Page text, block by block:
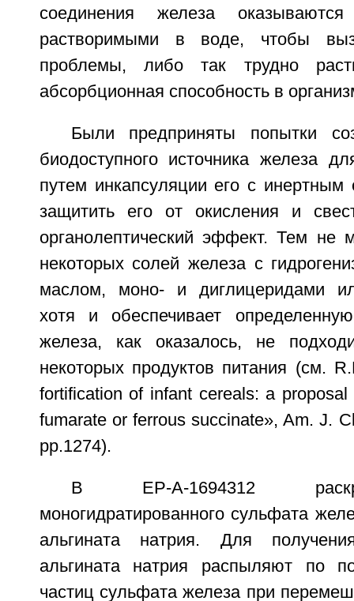
соединения железа
растворимыми в воде, чтобы
проблемы, либо так трудно
абсорбционная способность в
Были предприняты попытки
биодоступного источника железа
путем инкапсуляции его с
защитить его от окисления и
органолептический эффект. Тем не
некоторых солей железа с
маслом, моно- и диглицеридами
хотя и обеспечивает
железа, как оказалось, не
некоторых продуктов питания (см.
fortification of infant cereals: a
fumarate or ferrous succinate», Am. J.
pp.1274).
В EP-A-1694312
моногидратированного сульфата
альгината натрия. Для
альгината натрия распыляют по
частиц сульфата железа при